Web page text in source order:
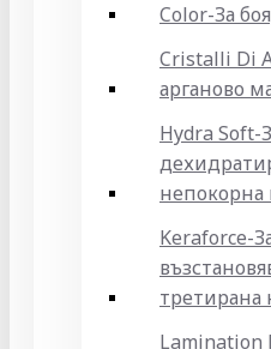
Color-За
Cristalli Di
арганово
Hydra Soft-
непокорна
Keraforce-
третирана
Lamination